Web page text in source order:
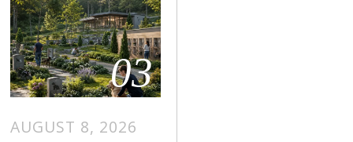
03
AUGUST 8, 2026